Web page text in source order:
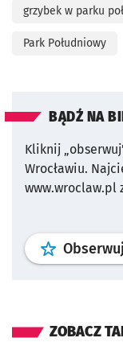
grzybek w parku
Park Południowy
BĄDŹ NA
Kliknij
Wrocławiu.
www.wroclaw.pl
Obserwuj
ZOBACZ